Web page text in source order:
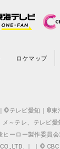
ロケマップ
テレビ愛知｜©
～テレ、テレ
ロー製作委員
｜ ｜©